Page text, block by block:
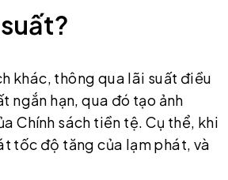
khác, thông qua lãi suất điều
ngắn hạn, qua đó tạo ảnh
Chính sách tiền tệ. Cụ thể, khi
tốc độ tăng của lạm phát, và